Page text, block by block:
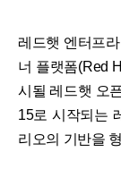
레드햇 엔터프
너 플랫폼(Red
시될 레드햇 오
15로 시작되는
리오의 기반을